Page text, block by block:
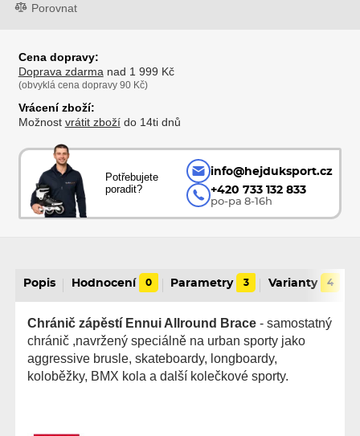
Porovnat
Cena dopravy:
Doprava zdarma nad 1 999 Kč
(obvyklá cena dopravy 90 Kč)
Vrácení zboží:
Možnost vrátit zbožído 14ti dnů
Potřebujete
poradit?
info@hejduksport.cz
+420 733 132 833
po-pa 8-16h
Popis Hodnocení 0 Parametry 3 Varianty 4
Chránič zápěstí Ennui Allround Brace - samostatný
chránič ,navržený speciálně na urban sporty jako
aggressive brusle, skateboardy, longboardy,
koloběžky, BMX kola a další kolečkové sporty.